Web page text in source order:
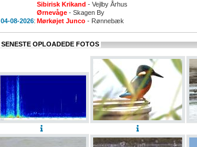
Sibirisk Krikand - Vejlby Århus
Ørnevåge - Skagen By
04-08-2026: Mørkøjet Junco - Rønnebæk
SENESTE OPLOADEDE FOTOS